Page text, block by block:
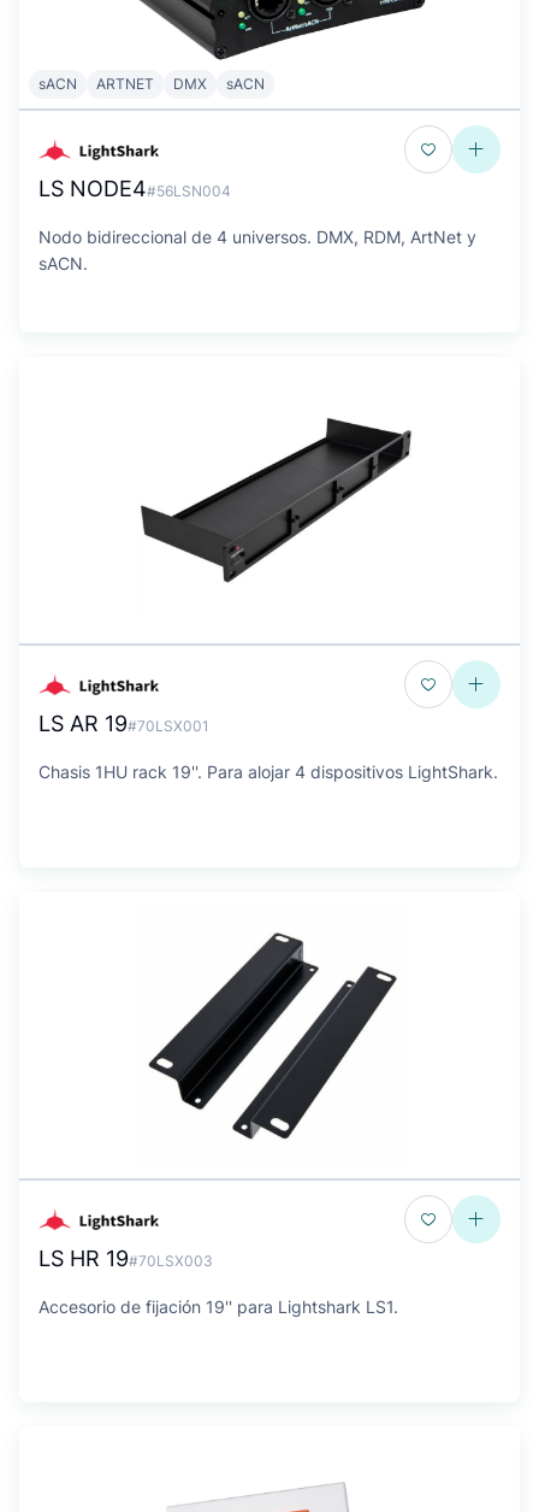
sACN ARTNET DMX sACN
LS NODE4#56LSN004
Nodo bidireccional de 4 universos. DMX, RDM, ArtNet y
sACN.
LS AR 19#70LSX001
Chasis 1HU rack 19''. Para alojar 4 dispositivos LightShark.
LS HR 19#70LSX003
Accesorio de fijación 19'' para Lightshark LS1.